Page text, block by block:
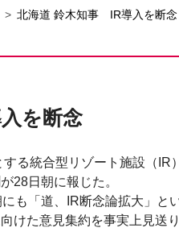
北海道 鈴木知事 IR導入を断念
を断念
る統合型リゾート施設（IR
28日朝に報じた。
も「道、IR断念論拡大」と
けた意見集約を事実上見送